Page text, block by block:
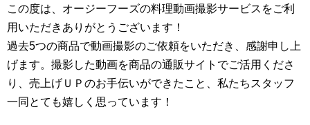
この度は、オージーフーズの料理動画撮影サービスをご利
用いただきありがとうございます！
過去5つの商品で動画撮影のご依頼をいただき、感謝申し上
げます。撮影した動画を商品の通販サイトでご活用くださ
り、売上げＵＰのお手伝いができたこと、私たちスタッフ
一同とても嬉しく思っています！